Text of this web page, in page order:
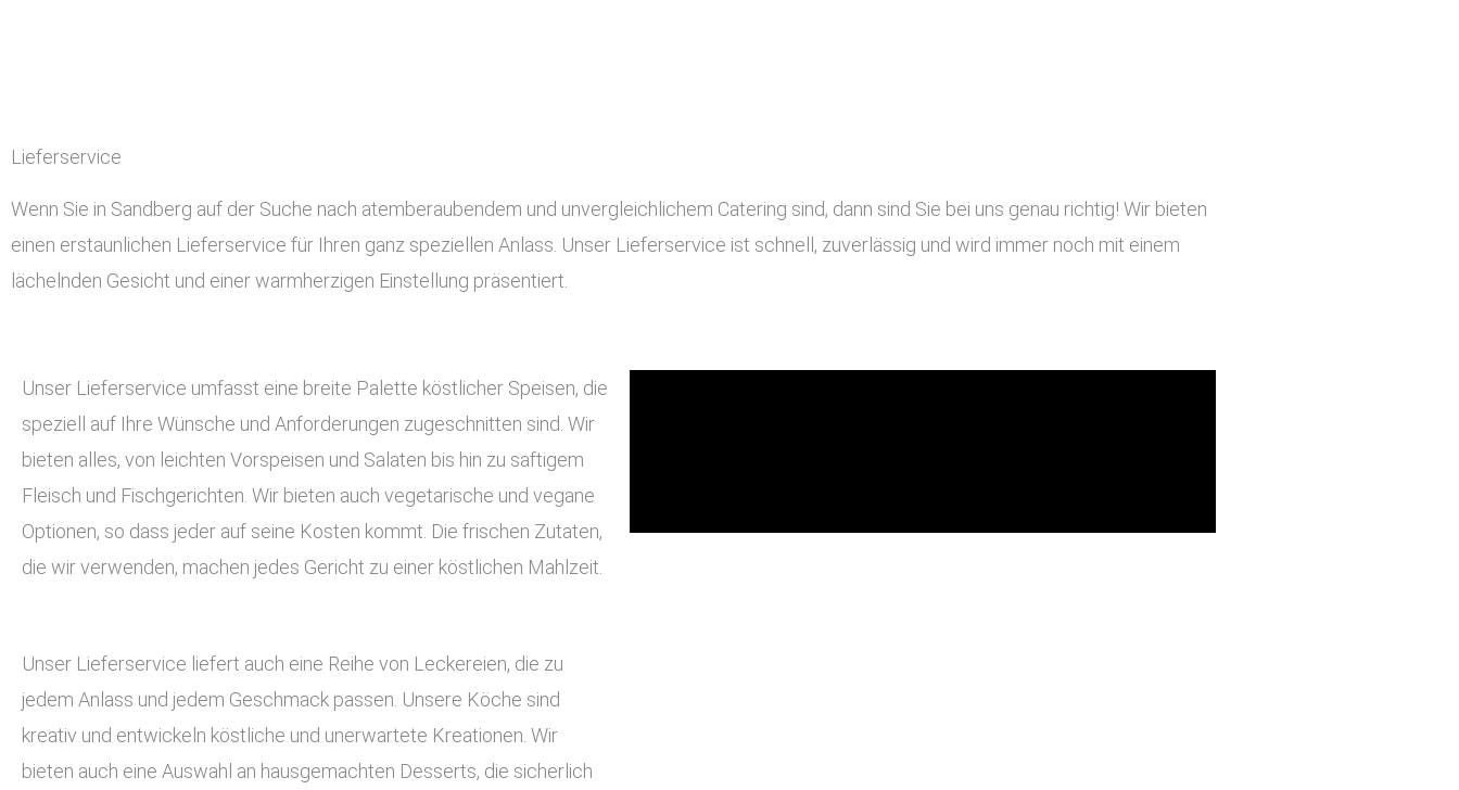
Lieferservice
Wenn Sie in Sandberg auf der Suche nach atemberaubendem und unvergleichlichem Catering sind, dann sind Sie bei uns genau richtig! Wir bieten
einen erstaunlichen Lieferservice für Ihren ganz speziellen Anlass. Unser Lieferservice ist schnell, zuverlässig und wird immer noch mit einem
lächelnden Gesicht und einer warmherzigen Einstellung präsentiert.
Unser Lieferservice umfasst eine breite Palette köstlicher Speisen, die
speziell auf Ihre Wünsche und Anforderungen zugeschnitten sind. Wir
bieten alles, von leichten Vorspeisen und Salaten bis hin zu saftigem
Fleisch und Fischgerichten. Wir bieten auch vegetarische und vegane
Optionen, so dass jeder auf seine Kosten kommt. Die frischen Zutaten,
die wir verwenden, machen jedes Gericht zu einer köstlichen Mahlzeit.
Unser Lieferservice liefert auch eine Reihe von Leckereien, die zu
jedem Anlass und jedem Geschmack passen. Unsere Köche sind
kreativ und entwickeln köstliche und unerwartete Kreationen. Wir
bieten auch eine Auswahl an hausgemachten Desserts, die sicherlich